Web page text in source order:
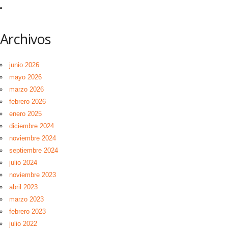
Archivos
junio 2026
mayo 2026
marzo 2026
febrero 2026
enero 2025
diciembre 2024
noviembre 2024
septiembre 2024
julio 2024
noviembre 2023
abril 2023
marzo 2023
febrero 2023
julio 2022